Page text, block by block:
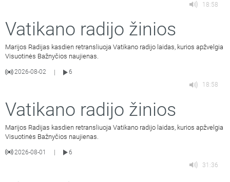
18:58
Vatikano radijo žinios
Marijos Radijas kasdien retransliuoja Vatikano radijo laidas, kurios apžvelgia
Visuotinės Bažnyčios naujienas.
2026-08-02
6
18:58
Vatikano radijo žinios
Marijos Radijas kasdien retransliuoja Vatikano radijo laidas, kurios apžvelgia
Visuotinės Bažnyčios naujienas.
2026-08-01
6
31:36